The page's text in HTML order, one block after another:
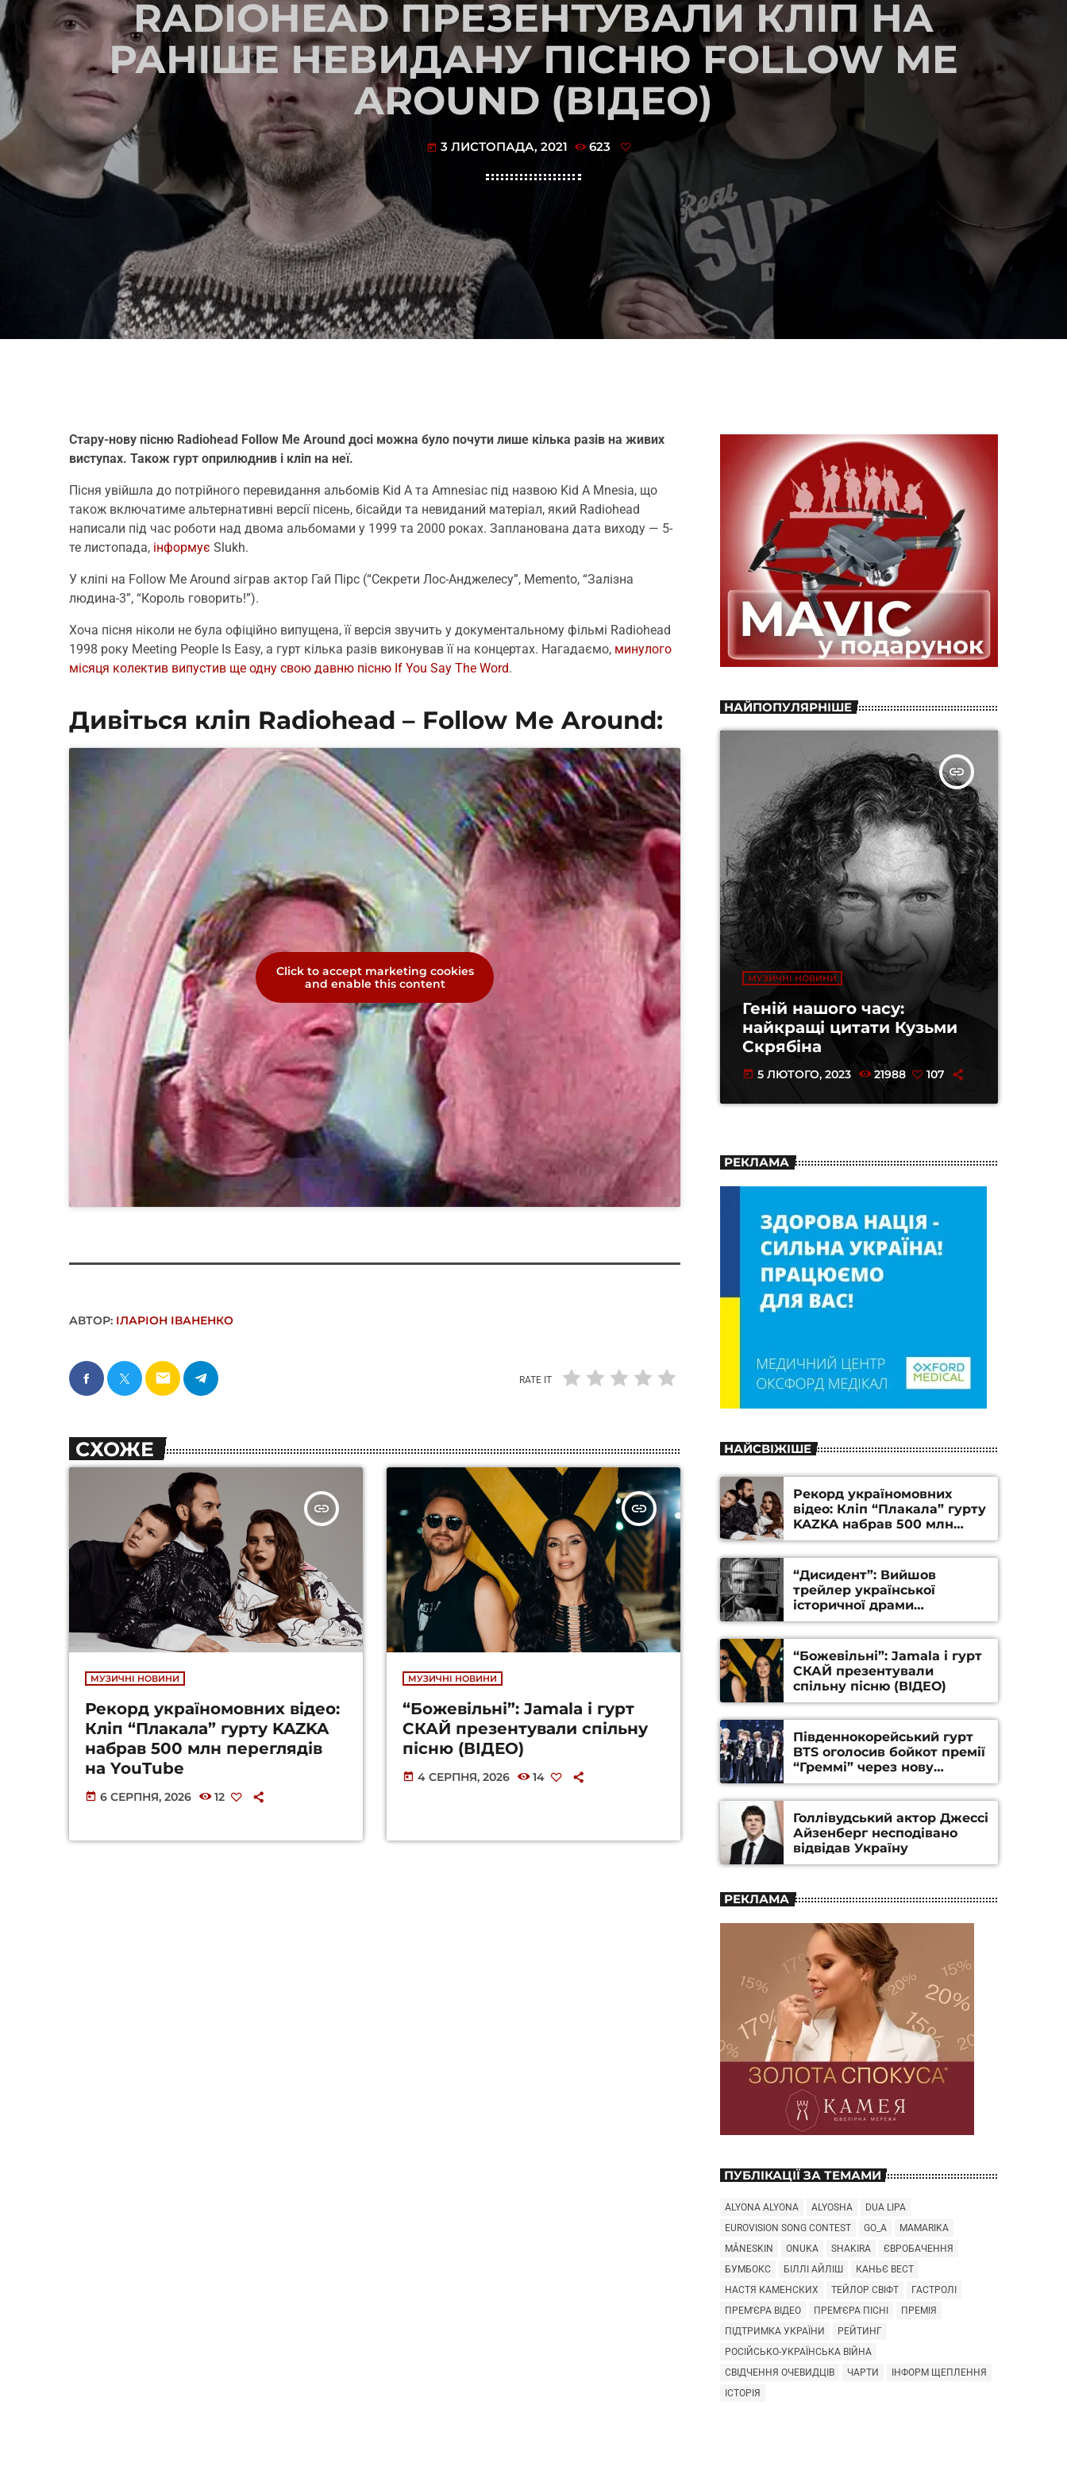
RADIOHEAD ПРЕЗЕНТУВАЛИ КЛІП НА
РАНІШЕ НЕВИДАНУ ПІСНЮ FOLLOW ME
AROUND (ВІДЕО)
today 3 ЛИСТОПАДА, 2021 623
Стару-нову пісню Radiohead Follow Me Around досі можна було почути лише кілька разів на живих
виступах. Також гурт оприлюднив і кліп на неї.
Пісня увійшла до потрійного перевидання альбомів Kid A та Amnesiac під назвою Kid A Mnesia, що
також включатиме альтернативні версії пісень, бісайди та невиданий матеріал, який Radiohead
написали під час роботи над двома альбомами у 1999 та 2000 роках. Запланована дата виходу — 5-
те листопада, інформує Slukh.
У кліпі на Follow Me Around зіграв актор Гай Пірс (“Секрети Лос-Анджелесу”, Memento, “Залізна
людина-3”, “Король говорить!”).
Хоча пісня ніколи не була офіційно випущена, її версія звучить у документальному фільмі Radiohead
1998 року Meeting People Is Easy, а гурт кілька разів виконував її на концертах. Нагадаємо, минулого
місяця колектив випустив ще одну свою давню пісню If You Say The Word.
Дивіться кліп Radiohead – Follow Me Around:
Click to accept marketing cookies
and enable this content
АВТОР: ІЛАРІОН ІВАНЕНКО
email RATE IT
СХОЖЕ
insert_link
МУЗИЧНІ НОВИНИ
Рекорд україномовних відео:
Кліп “Плакала” гурту KAZKA
набрав 500 млн переглядів
на YouTube
today 6 СЕРПНЯ, 2026 12
insert_link
МУЗИЧНІ НОВИНИ
“Божевільні”: Jamala і гурт
СКАЙ презентували спільну
пісню (ВІДЕО)
today 4 СЕРПНЯ, 2026 14
НАЙПОПУЛЯРНІШЕ
insert_link
МУЗИЧНІ НОВИНИ
Геній нашого часу:
найкращі цитати Кузьми
Скрябіна
today 5 ЛЮТОГО, 2023 21988 107
РЕКЛАМА
НАЙСВІЖІШЕ
Рекорд україномовних
відео: Кліп “Плакала” гурту
KAZKA набрав 500 млн
переглядів на YouTube
“Дисидент”: Вийшов
трейлер української
історичної драми
Станіслава Гуренка та
Андрія Алфьорова (ВІДЕО)
“Божевільні”: Jamala і гурт
СКАЙ презентували
спільну пісню (ВІДЕО)
Південнокорейський гурт
BTS оголосив бойкот премії
“Греммі” через нову
номінацію
Голлівудський актор Джессі
Айзенберг несподівано
відвідав Україну
РЕКЛАМА
ПУБЛІКАЦІЇ ЗА ТЕМАМИ
ALYONA ALYONA ALYOSHA
DUA LIPA
EUROVISION SONG CONTEST
GO_A
MAMARIKA
MÅNESKIN
ONUKA SHAKIRA
ЄВРОБАЧЕННЯ
БУМБОКС
БІЛЛІ АЙЛІШ
КАНЬЄ ВЕСТ
НАСТЯ КАМЕНСКИХ
ТЕЙЛОР СВІФТ
ГАСТРОЛІ
ПРЕМ'ЄРА ВІДЕО
ПРЕМ'ЄРА ПІСНІ
ПРЕМІЯ
ПІДТРИМКА УКРАЇНИ
РЕЙТИНГ
РОСІЙСЬКО-УКРАЇНСЬКА ВІЙНА
СВІДЧЕННЯ ОЧЕВИДЦІВ
ЧАРТИ
ІНФОРМ ЩЕПЛЕННЯ
ІСТОРІЯ